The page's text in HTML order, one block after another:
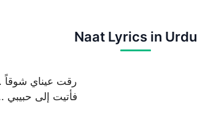
Naat Lyrics in Urdu
رقت عيناي شوقاً
فأتيت إلى حبيبي